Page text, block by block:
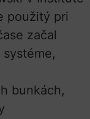
použitý pri
začal
bunkách,